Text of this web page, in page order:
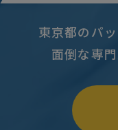
東京都のパ
面倒な専
のパッケージデザイン
周辺機器パッケージ製造
ジ印刷見積募集（ロット選